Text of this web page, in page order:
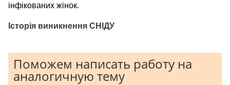
інфікованих жінок.
Історія виникнення СНІДУ
Поможем написать работу на
аналогичную тему